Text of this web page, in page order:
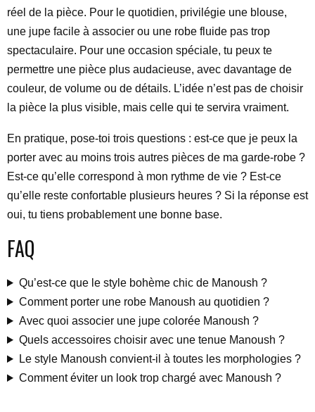
réel de la pièce. Pour le quotidien, privilégie une blouse,
une jupe facile à associer ou une robe fluide pas trop
spectaculaire. Pour une occasion spéciale, tu peux te
permettre une pièce plus audacieuse, avec davantage de
couleur, de volume ou de détails. L’idée n’est pas de choisir
la pièce la plus visible, mais celle qui te servira vraiment.
En pratique, pose-toi trois questions : est-ce que je peux la
porter avec au moins trois autres pièces de ma garde-robe ?
Est-ce qu’elle correspond à mon rythme de vie ? Est-ce
qu’elle reste confortable plusieurs heures ? Si la réponse est
oui, tu tiens probablement une bonne base.
FAQ
Qu’est-ce que le style bohème chic de Manoush ?
Comment porter une robe Manoush au quotidien ?
Avec quoi associer une jupe colorée Manoush ?
Quels accessoires choisir avec une tenue Manoush ?
Le style Manoush convient-il à toutes les morphologies ?
Comment éviter un look trop chargé avec Manoush ?